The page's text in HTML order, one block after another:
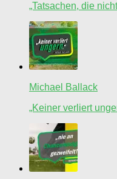
„Tatsachen, die
Michael Ballack
„Keiner verliert